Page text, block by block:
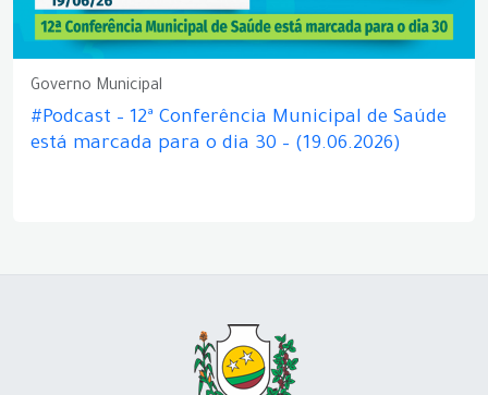
Governo Municipal
#Podcast – 12ª Conferência Municipal de Saúde
está marcada para o dia 30 – (19.06.2026)